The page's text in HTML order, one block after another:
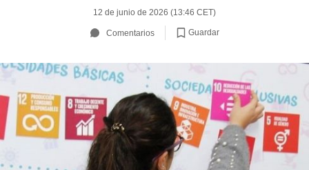
12 de junio de 2026 (13:46 CET)
Comentarios Guardar